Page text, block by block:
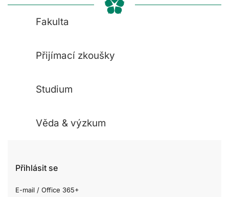
Fakulta
Přijímací zkoušky
Studium
Věda & výzkum
Přihlásit se
E-mail / Office 365+